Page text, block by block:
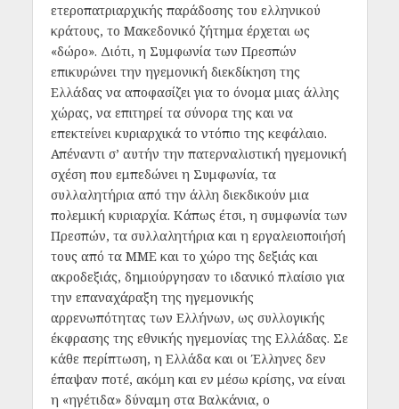
ετεροπατριαρχικής παράδοσης του ελληνικού
κράτους, το Μακεδονικό ζήτημα έρχεται ως
«δώρο». Διότι, η Συμφωνία των Πρεσπών
επικυρώνει την ηγεμονική διεκδίκηση της
Ελλάδας να αποφασίζει για το όνομα μιας άλλης
χώρας, να επιτηρεί τα σύνορα της και να
επεκτείνει κυριαρχικά το ντόπιο της κεφάλαιο.
Απέναντι σ’ αυτήν την πατερναλιστική ηγεμονική
σχέση που εμπεδώνει η Συμφωνία, τα
συλλαλητήρια από την άλλη διεκδικούν μια
πολεμική κυριαρχία. Κάπως έτσι, η συμφωνία των
Πρεσπών, τα συλλαλητήρια και η εργαλειοποιήσή
τους από τα ΜΜΕ και το χώρο της δεξιάς και
ακροδεξιάς, δημιούργησαν το ιδανικό πλαίσιο για
την επαναχάραξη της ηγεμονικής
αρρενωπότητας των Ελλήνων, ως συλλογικής
έκφρασης της εθνικής ηγεμονίας της Ελλάδας. Σε
κάθε περίπτωση, η Ελλάδα και οι Έλληνες δεν
έπαψαν ποτέ, ακόμη και εν μέσω κρίσης, να είναι
η «ηγέτιδα» δύναμη στα Βαλκάνια, ο